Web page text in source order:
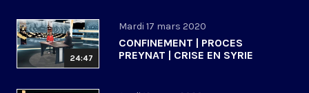
24:47
Mardi 17 mars 2020
CONFINEMENT | PROCES
PREYNAT | CRISE EN SYRIE